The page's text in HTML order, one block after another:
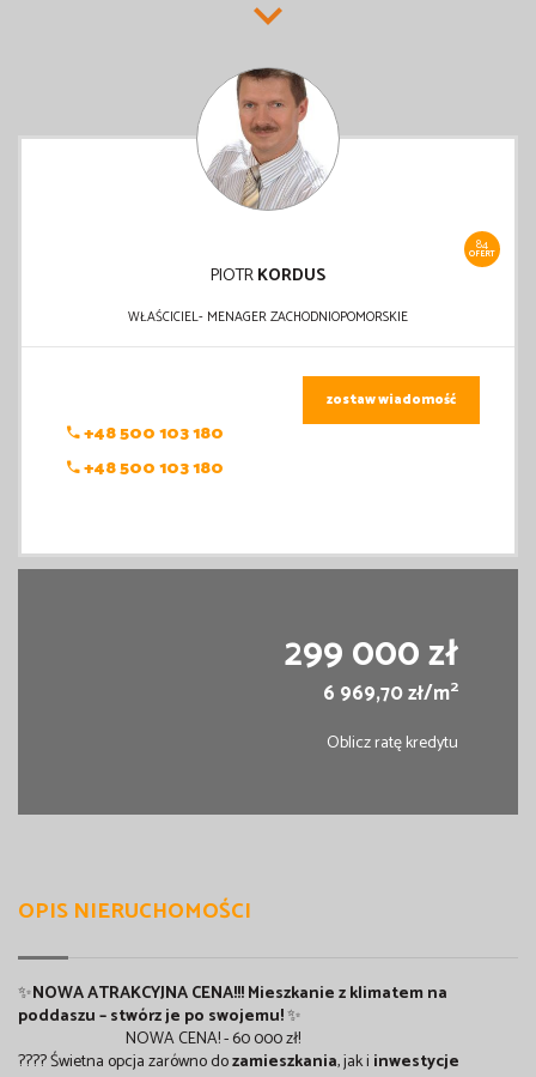
84
OFERT
PIOTRKORDUS
WŁAŚCICIEL- MENAGER ZACHODNIOPOMORSKIE
+48 500 103 180
+48 500 103 180
zostaw wiadomość
299 000 zł
6 969,70 zł/m2
Oblicz ratę kredytu
OPIS NIERUCHOMOŚCI
✨NOWA ATRAKCYJNA CENA!!!Mieszkanie z klimatem na
poddaszu – stwórz je po swojemu!✨
NOWA CENA! - 60 000 zł!
???? Świetna opcja zarówno dozamieszkania, jak i inwestycje